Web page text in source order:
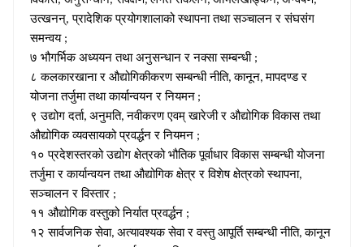
, , , , , ,
उत्खनन्, प्रादेशिक प्रयोगशालाको स्थापना तथा सञ्चालन र संघसंग
समन्वय ;
७ भौगर्भिक अध्ययन तथा अनुसन्धान र नक्सा सम्बन्धी ;
८ कलकारखाना र औद्योगिकीकरण सम्बन्धी नीति, कानून, मापदण्ड र
योजना तर्जुमा तथा कार्यान्वयन र नियमन ;
९ उद्योग दर्ता, अनुमति, नवीकरण एवम् खारेजी र औद्योगिक विकास तथा
औद्योगिक व्यवसायको प्रवर्द्धन र नियमन ;
१० प्रदेशस्तरको उद्योग क्षेत्रको भौतिक पूर्वाधार विकास सम्बन्धी योजना
तर्जुमा र कार्यान्वयन तथा औद्योगिक क्षेत्र र विशेष क्षेत्रको स्थापना,
सञ्चालन र विस्तार ;
११ औद्योगिक वस्तुको निर्यात प्रवर्द्धन ;
१२ सार्वजनिक सेवा, अत्यावश्यक सेवा र वस्तु आपूर्ति सम्बन्धी नीति, कानून